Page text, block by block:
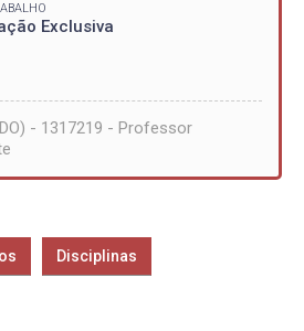
Exclusiva
- 1317219 - Professor
Disciplinas